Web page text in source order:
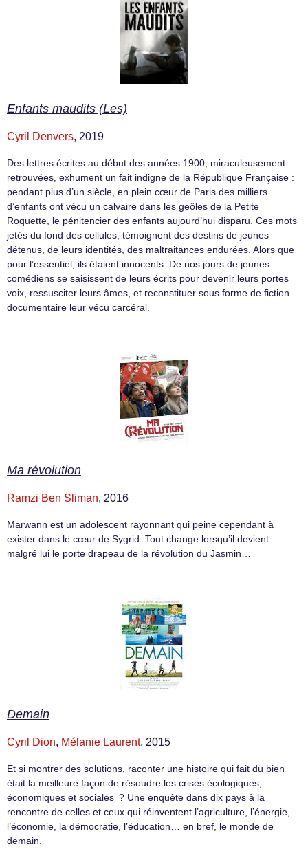
Enfants maudits (Les)
Cyril Denvers, 2019
Des lettres écrites au début des années 1900, miraculeusement
retrouvées, exhument un fait indigne de la République Française :
pendant plus d’un siècle, en plein cœur de Paris des milliers
d’enfants ont vécu un calvaire dans les geôles de la Petite
Roquette, le pénitencier des enfants aujourd’hui disparu. Ces mots
jetés du fond des cellules, témoignent des destins de jeunes
détenus, de leurs identités, des maltraitances endurées. Alors que
pour l’essentiel, ils étaient innocents. De nos jours de jeunes
comédiens se saisissent de leurs écrits pour devenir leurs portes
voix, ressusciter leurs âmes, et reconstituer sous forme de fiction
documentaire leur vécu carcéral.
Ma révolution
Ramzi Ben Sliman, 2016
Marwann est un adolescent rayonnant qui peine cependant à
exister dans le cœur de Sygrid. Tout change lorsqu’il devient
malgré lui le porte drapeau de la révolution du Jasmin…
Demain
Cyril Dion, Mélanie Laurent, 2015
Et si montrer des solutions, raconter une histoire qui fait du bien
était la meilleure façon de résoudre les crises écologiques,
économiques et sociales ? Une enquête dans dix pays à la
rencontre de celles et ceux qui réinventent l’agriculture, l’énergie,
l’économie, la démocratie, l’éducation… en bref, le monde de
demain.